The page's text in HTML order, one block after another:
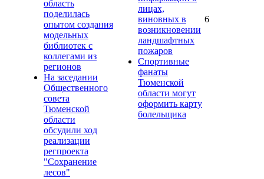
область
поделилась
опытом создания
модельных
библиотек с
коллегами из
регионов
На заседании
Общественного
совета
Тюменской
области
обсудили ход
реализации
регпроекта
"Сохранение
лесов"
лицах,
виновных в
возникновении
ландшафтных
пожаров
Спортивные
фанаты
Тюменской
области могут
оформить карту
болельщика
6